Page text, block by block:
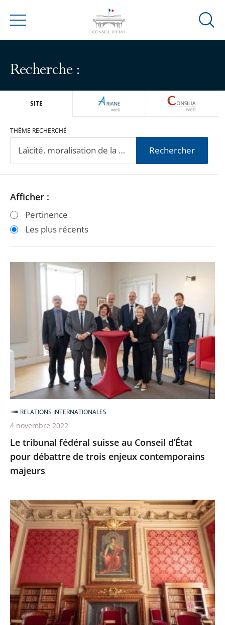
Menu
Ouvrir
Recherche :
SITE ARIANEWEB
THÈME RECHERCHÉ
Rechercher
Passer
les
filtres
Passer
les
filtres
Afficher :
Pertinence
Les plus récents
d’État
pour
débattre
de
trois
enjeux
contemporains
majeurs
Le tribunal fédéral suisse au Conseil d’État
pour débattre de trois enjeux contemporains
majeurs
RELATIONS INTERNATIONALES
4 novembre 2022
Le
saviez-
vous
?
Nos
décisions
de
justice
disponibles